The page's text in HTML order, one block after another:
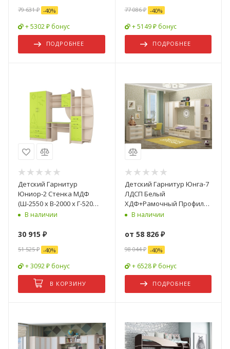
79 631 ₽ -40%
+ 5302 ₽ бонус
ПОДРОБНЕЕ
77 086 ₽ -40%
+ 5149 ₽ бонус
ПОДРОБНЕЕ
Детский Гарнитур
Юниор-2 Стенка МДФ
(Ш-2550 х В-2000 х Г-520
мм)/Разные Цвета
В наличии
30 915 ₽
51 525₽ -40%
+ 3092 ₽ бонус
В КОРЗИНУ
Детский Гарнитур Юнга-7
ЛДСП Белый
ХДФ+Рамочный Профиль/
Ясень Шимо Светлый
В наличии
от 58 826 ₽
98 044 ₽ -40%
+ 6528 ₽ бонус
ПОДРОБНЕЕ